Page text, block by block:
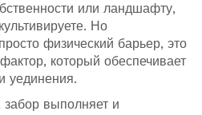
или ландшафту,
Но
физический барьер, это
который обеспечивает
уединения.
выполняет и